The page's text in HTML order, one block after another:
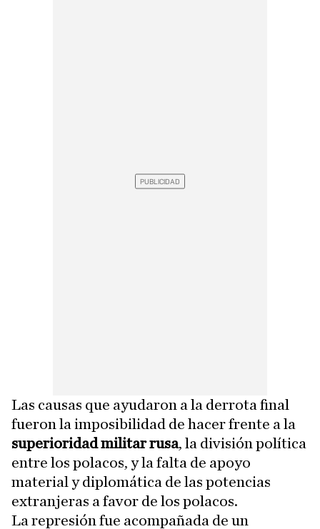
Las causas que ayudaron a la derrota final
fueron la imposibilidad de hacer frente a la
superioridad militar rusa, la división política
entre los polacos, y la falta de apoyo
material y diplomática de las potencias
extranjeras a favor de los polacos.
La represión fue acompañada de un